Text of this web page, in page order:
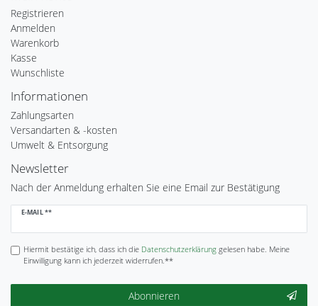
Registrieren
Anmelden
Warenkorb
Kasse
Wunschliste
Informationen
Zahlungsarten
Versandarten & -kosten
Umwelt & Entsorgung
Newsletter
Nach der Anmeldung erhalten Sie eine Email zur Bestätigung
E-MAIL **
Newsletter
Hiermit bestätige ich, dass ich die Daten­schutz­erklärunggelesen habe. Meine
Einwilligung kann ich jederzeit widerrufen.**
Abonnieren